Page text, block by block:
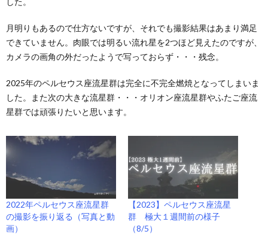
月明りもあるので仕方ないですが、それでも撮影結果はあまり満足
できていません。肉眼では明るい流れ星を2つほど見えたのですが、
カメラの画角の外だったようで写っておらず・・・残念。
2025年のペルセウス座流星群は完全に不完全燃焼となってしまいま
した。また次の大きな流星群・・・オリオン座流星群やふたご座流
星群では頑張りたいと思います。
2022年ペルセウス座流星群
の撮影を振り返る（写真と動
画）
【2023】ペルセウス座流星
群 極大１週間前の様子
（8/5）